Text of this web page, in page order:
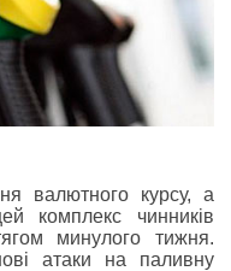
валютного курсу, а
комплекс чинників
минулого тижня.
атаки на паливну